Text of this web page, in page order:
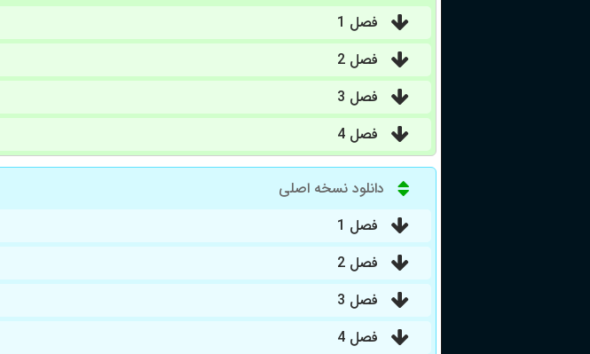
فصل 1
فصل 2
فصل 3
فصل 4
دانلود نسخه اصلی
فصل 1
فصل 2
فصل 3
فصل 4